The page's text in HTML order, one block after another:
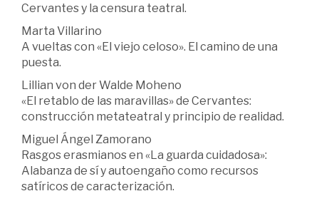
Cervantes y la censura teatral.
Marta Villarino
A vueltas con «El viejo celoso». El camino de una
puesta.
Lillian von der Walde Moheno
«El retablo de las maravillas» de Cervantes:
construcción metateatral y principio de realidad.
Miguel Ángel Zamorano
Rasgos erasmianos en «La guarda cuidadosa»:
Alabanza de sí y autoengaño como recursos
satíricos de caracterización.